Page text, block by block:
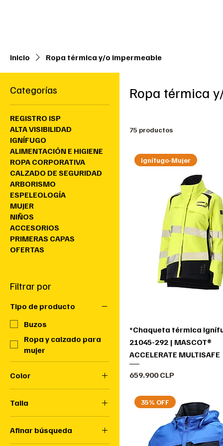
Inicio Ropa térmica y/o impermeable
Categorías
REGISTRO ISP
ALTA VISIBILIDAD
IGNÍFUGO
ALIMENTACIÓN E HIGIENE
ROPA CORPORATIVA
CALZADO DE SEGURIDAD
ARBORISMO
ESPELEOLOGÍA
MUJER
NIÑOS
ACCESORIOS
PRIMERAS CAPAS
OFERTAS
Filtrar por
Tipo de producto
Buzos
Ropa y calzado para
mujer
Color
Talla
116
Afinar búsqueda
Ropa térmica
75 productos
Ignífugo-Mujer
*Chaqueta térmica
21045-292 | MASCOT®
ACCELERATE MULTISAFE
Precio
659.900 CLP
35% OFF